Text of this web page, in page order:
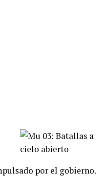
por el gobierno.